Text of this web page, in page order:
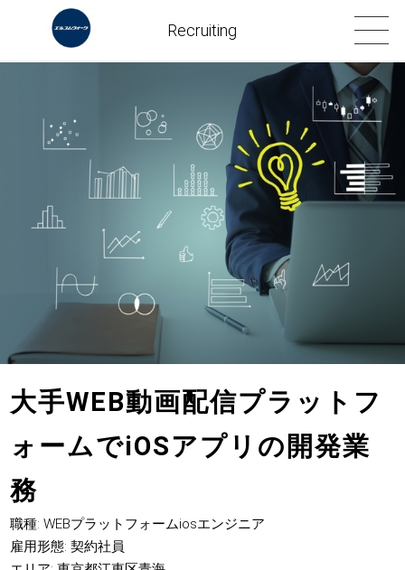
Recruiting
大手WEB動画配信プラットフ
ォームでiOSアプリの開発業
務
職種: WEBプラットフォームiosエンジニア
雇用形態: 契約社員